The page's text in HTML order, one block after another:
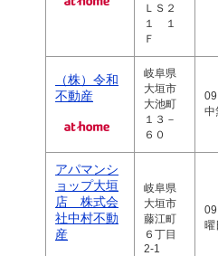
ＬＳ２
１ １
Ｆ
（株）令和
不動産
岐阜県
大垣市
大池町
１３－
６０
中
アパマンシ
ョップ大垣
店 株式会
社中村不動
産
岐阜県
大垣市
藤江町
６丁目
2-1
曜